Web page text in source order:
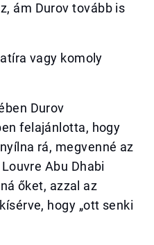
ám Durov tovább is
vagy komoly
Durov
felajánlotta, hogy
rá, megvenné az
Abu Dhabi
őket, azzal az
hogy „ott senki